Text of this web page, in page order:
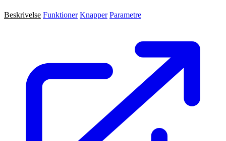
Beskrivelse Funktioner Knapper Parametre